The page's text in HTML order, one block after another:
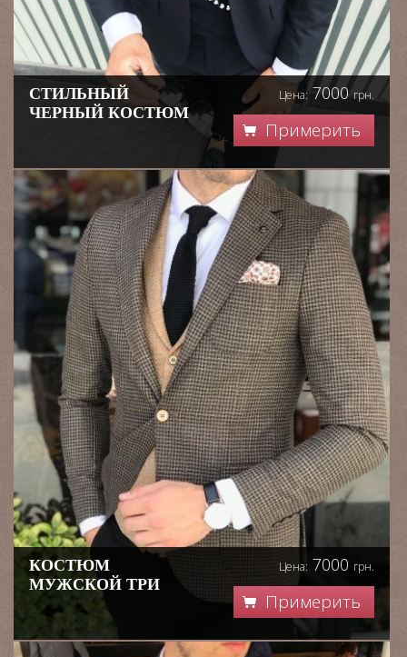
СТИЛЬНЫЙ
ЧЕРНЫЙ КОСТЮМ
Цена:7000 грн.
Примерить
КОСТЮМ
МУЖСКОЙ ТРИ
ЦВЕТА
Цена: 7000 грн.
Примерить